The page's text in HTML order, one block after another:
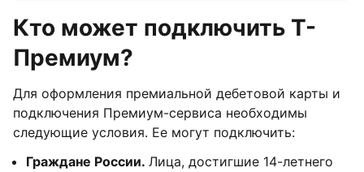
Кто может подключить Т-
Премиум?
Для оформления премиальной дебетовой карты и
подключения Премиум-сервиса необходимы
следующие условия. Ее могут подключить:
Граждане России. Лица, достигшие 14-летнего